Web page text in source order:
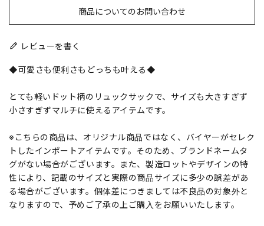
商品についてのお問い合わせ
レビューを書く
◆可愛さも便利さもどっちも叶える◆
とても軽いドット柄のリュックサックで、サイズも大きすぎず
小さすぎずマルチに使えるアイテムです。
※こちらの商品は、オリジナル商品ではなく、バイヤーがセレク
トしたインポートアイテムです。そのため、ブランドネームタ
グがない場合がございます。また、製造ロットやデザインの特
性により、記載のサイズと実際の商品サイズに多少の誤差があ
る場合がございます。個体差につきましては不良品の対象外と
なりますので、予めご了承の上ご購入をお願いいたします。